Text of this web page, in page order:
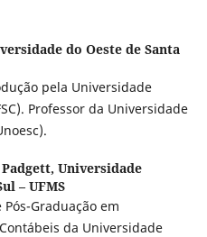
do Oeste de Santa
pela Universidade
Professor da Universidade
Universidade
– UFMS
Graduação em
da Universidade